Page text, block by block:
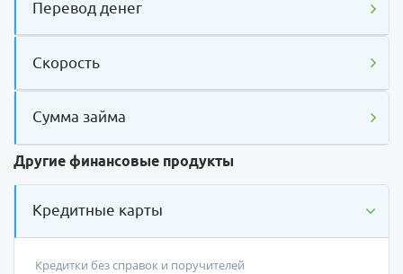
Перевод денег
Скорость
Сумма займа
Другие финансовые продукты
Кредитные карты
Кредитки без справок и поручителей